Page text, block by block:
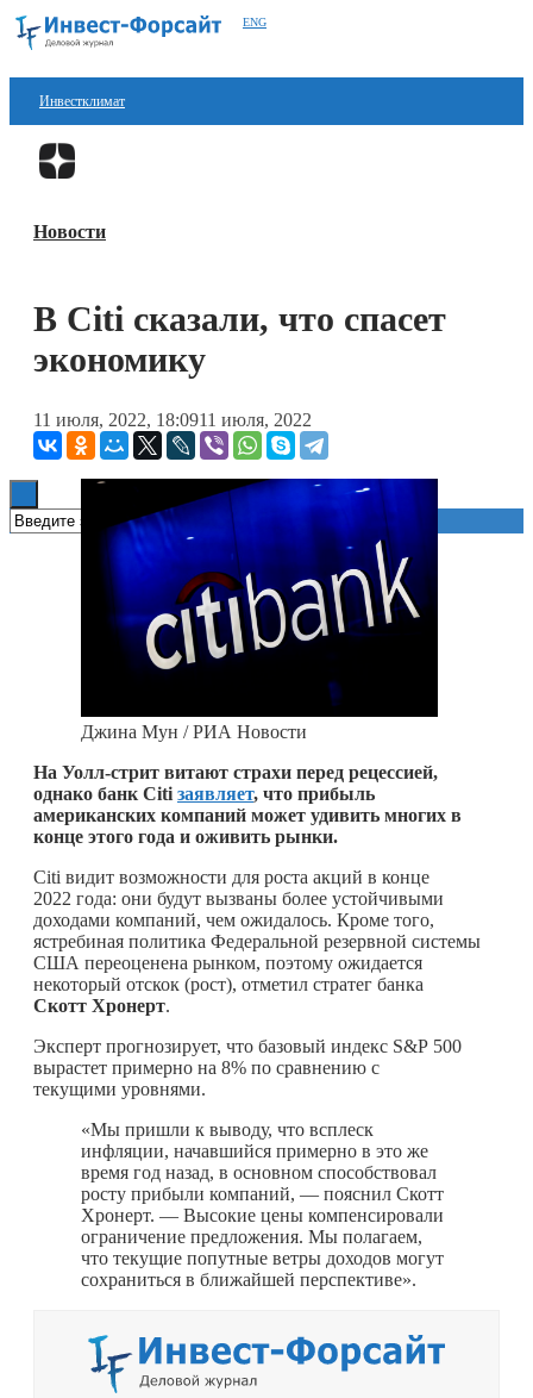
ENG
Инвестклимат
Финансы
Блокчейн
Книги
Новости
В Citi сказали, что спасет
экономику
11 июля, 2022, 18:0911 июля, 2022
Джина Мун / РИА Новости
На Уолл-стрит витают страхи перед рецессией,
однако банк Citi заявляет, что прибыль
американских компаний может удивить многих в
конце этого года и оживить рынки.
Citi видит возможности для роста акций в конце
2022 года: они будут вызваны более устойчивыми
доходами компаний, чем ожидалось. Кроме того,
ястребиная политика Федеральной резервной системы
США переоценена рынком, поэтому ожидается
некоторый отскок (рост), отметил стратег банка
Скотт Хронерт.
Эксперт прогнозирует, что базовый индекс S&P 500
вырастет примерно на 8% по сравнению с
текущими уровнями.
«Мы пришли к выводу, что всплеск
инфляции, начавшийся примерно в это же
время год назад, в основном способствовал
росту прибыли компаний, — пояснил Скотт
Хронерт. — Высокие цены компенсировали
ограничение предложения. Мы полагаем,
что текущие попутные ветры доходов могут
сохраниться в ближайшей перспективе».